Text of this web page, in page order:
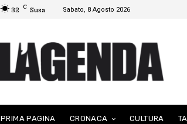
32 C Susa Sabato, 8 Agosto 2026
PRIMA PAGINA CRONACA CULTURA